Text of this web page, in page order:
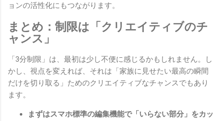
ョンの活性化にもつながります。
まとめ：制限は「クリエイティブのチ
ャンス」
「3分制限」は、最初は少し不便に感じるかもしれません。し
かし、視点を変えれば、それは「家族に見せたい最高の瞬間
だけを切り取る」ためのクリエイティブなチャンスでもあり
ます。
まずはスマホ標準の編集機能で「いらない部分」をカッ